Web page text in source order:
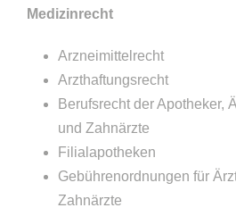
Medizinrecht
Arzneimittelrecht
Arzthaftungsrecht
Berufsrecht der Apotheker,
und Zahnärzte
Filialapotheken
Gebührenordnungen für
Zahnärzte